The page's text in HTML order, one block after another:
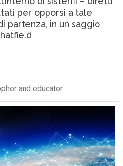
per opporsi a tale
partenza, in un saggio
and educator